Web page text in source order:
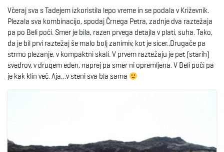
g
Včeraj sva s Tadejem izkoristila lepo vreme in se podala v Križevnik.
Plezala sva kombinacijo, spodaj Črnega Petra, zadnje dva raztežaja
pa po Beli poči. Smer je bila, razen prvega detajla v plati, suha. Tako,
da je bil prvi raztežaj še malo bolj zanimiv, kot je sicer..Drugače pa
strmo plezanje, v kompaktni skali. V prvem raztežaju je pet (starih)
svedrov, v drugem eden, naprej pa smer ni opremljena. V Beli poči pa
je kak klin več. Aja…v steni sva bla sama